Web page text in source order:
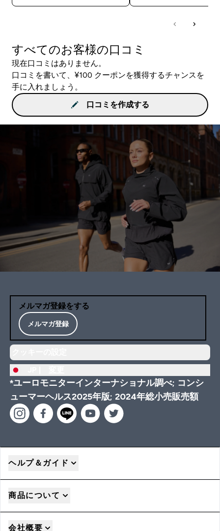
すべてのお客様の口コミ
現在口コミはありません。
口コミを書いて、¥100 クーポンを獲得するチャンスを
手に入れましょう。
口コミを作成する
メルマガ登録をする
メルマガ登録
*ユーロモニターインターナショナル調べ; コンシ
ューマーヘルス2025年版; 2024年総小売販売額
ヘルプ＆ガイド
商品について
会社概要